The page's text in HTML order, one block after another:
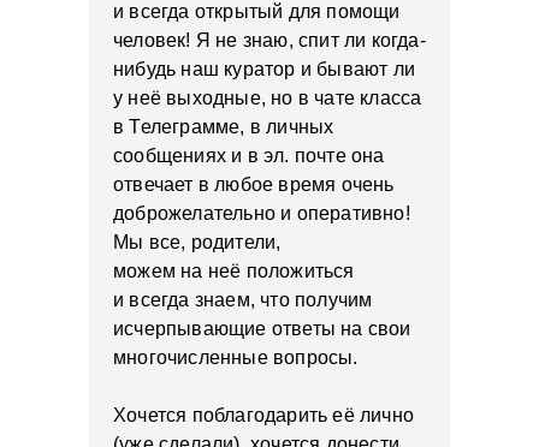
и всегда открытый для помощи
человек! Я не знаю, спит ли когда-
нибудь наш куратор и бывают ли
у неё выходные, но в чате класса
в Телеграмме, в личных
сообщениях и в эл. почте она
отвечает в любое время очень
доброжелательно и оперативно!
Мы все, родители,
можем на неё положиться
и всегда знаем, что получим
исчерпывающие ответы на свои
многочисленные вопросы.
Хочется поблагодарить её лично